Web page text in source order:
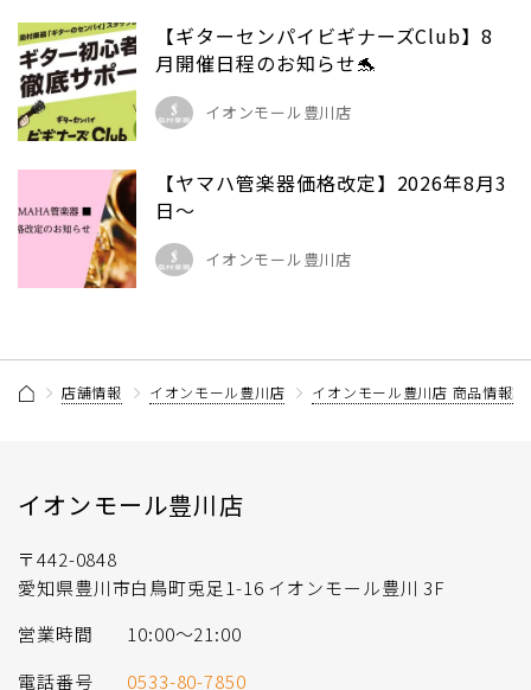
【ギターセンパイビギナーズClub】8
月開催日程のお知らせ🐬
イオンモール豊川店
【ヤマハ管楽器価格改定】2026年8月3
日～
イオンモール豊川店
店舗情報 イオンモール豊川店 イオンモール豊川店 商品情報
イオンモール豊川店
〒442-0848
愛知県豊川市白鳥町兎足1-16 イオンモール豊川 3F
営業時間
10:00～21:00
電話番号
0533-80-7850